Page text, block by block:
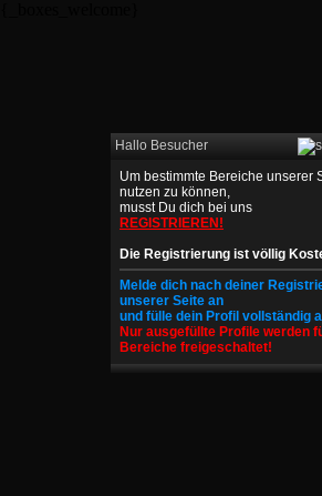
Hallo Besucher
Um bestimmte Bereiche unserer
nutzen zu können,
musst Du dich bei uns
REGISTRIEREN!
Die Registrierung ist völlig
Melde dich nach deiner
unserer Seite an
und fülle dein Profil vollständig
Nur ausgefüllte Profile werden
Bereiche freigeschaltet!